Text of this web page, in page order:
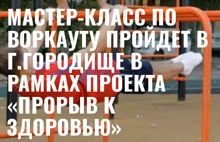
МАСТЕР-КЛАСС ПО
ВОРКАУТУ ПРОЙДЕТ В
Г.ГОРОДИЩЕ В
РАМКАХ ПРОЕКТА
«ПРОРЫВ К
ЗДОРОВЬЮ»